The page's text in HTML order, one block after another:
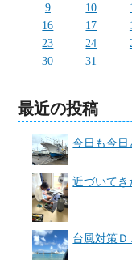
9
10
16
17
23
24
30
31
最近の投稿
今日も今
近づいて
台風対策Ｄ